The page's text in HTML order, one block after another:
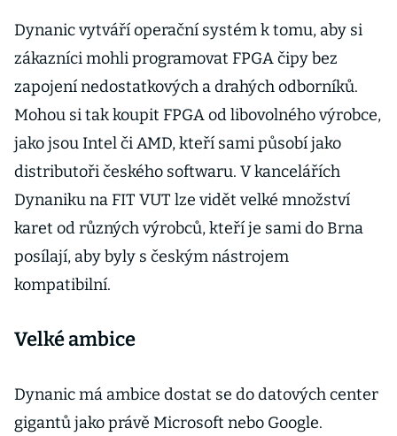
dorazila
poslední várka
vzorků
Dynanic vytváří operační systém k tomu, aby si
zákazníci mohli programovat FPGA čipy bez
zapojení nedostatkových a drahých odborníků.
Mohou si tak koupit FPGA od libovolného výrobce,
jako jsou Intel či AMD, kteří sami působí jako
distributoři českého softwaru. V kancelářích
Dynaniku na FIT VUT lze vidět velké množství
karet od různých výrobců, kteří je sami do Brna
posílají, aby byly s českým nástrojem
kompatibilní.
Velké ambice
Dynanic má ambice dostat se do datových center
gigantů jako právě Microsoft nebo Google.